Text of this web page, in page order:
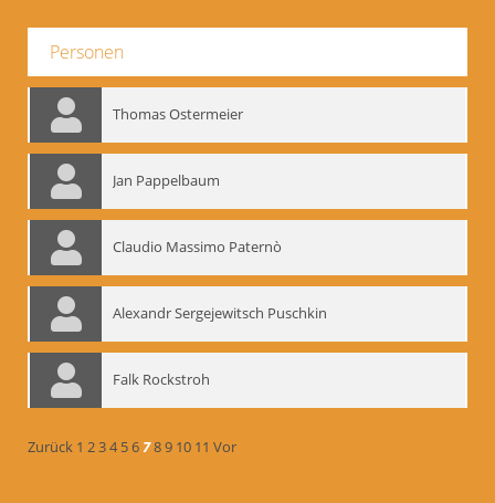
Personen
Thomas Ostermeier
Jan Pappelbaum
Claudio Massimo Paternò
Alexandr Sergejewitsch Puschkin
Falk Rockstroh
Zurück 1 234 56789 10 11 Vor